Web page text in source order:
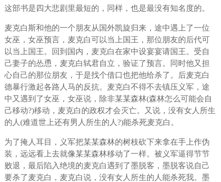
这部书是四大悲剧里最短的，同样，也是最没有知名度的。
麦克白斯和他的一个朋友从国外凯旋归来，途中遇上了一位
女巫，女巫预言，麦克白可以当上国王，那位朋友的后代可
以当上国王。回到国内，麦克白在家中设宴宴请国王。受自
己妻子的怂恿，麦克白轼君自立，验证了预言。同时他又担
心自己的那位朋友，于是找个借口也把他给杀了。后麦克白
德暴行激起各路人马的反抗。麦克白不得不去镇压义军，途
中又遇到了女巫，女巫说，除非某某森林(森林怎么可能会自
己移动?)移动，麦克白的政权才会灭亡。又说，没有女人所生
的人(难道世上还有男人所生的人?)能杀死麦克白。
为了掩人耳目，义军把某某森林的树枝砍下来拿在手上作伪
装，远远看上去就像某某森林移动了一样。被义军逼得节节
败退，最后陷入绝境的麦克白遇到了墨脱客，墨脱客说自己
要杀了麦克白，麦克白说，没有女人所生的人能杀死我。墨